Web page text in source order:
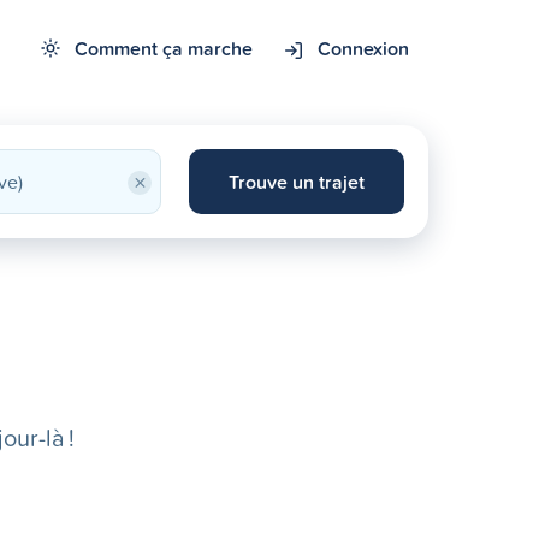
Comment ça marche Connexion
× Trouve un trajet
là !